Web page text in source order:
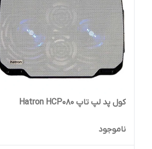
کول پد لپ تاپ Hatron HCP080
ناموجود